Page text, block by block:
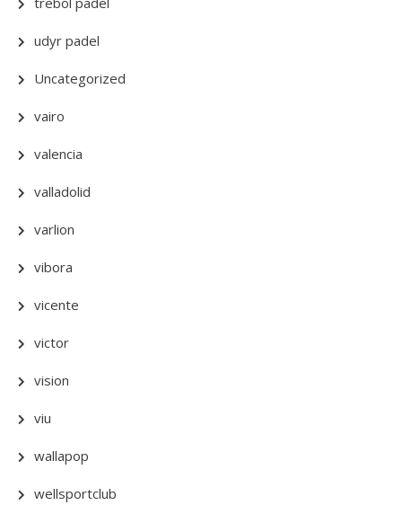
udyr padel
Uncategorized
vairo
valencia
valladolid
varlion
vibora
vicente
victor
vision
viu
wallapop
wellsportclub